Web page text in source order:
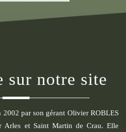
sur notre site
par son gérant Olivier ROBLES
Arles et Saint Martin de Crau. Elle